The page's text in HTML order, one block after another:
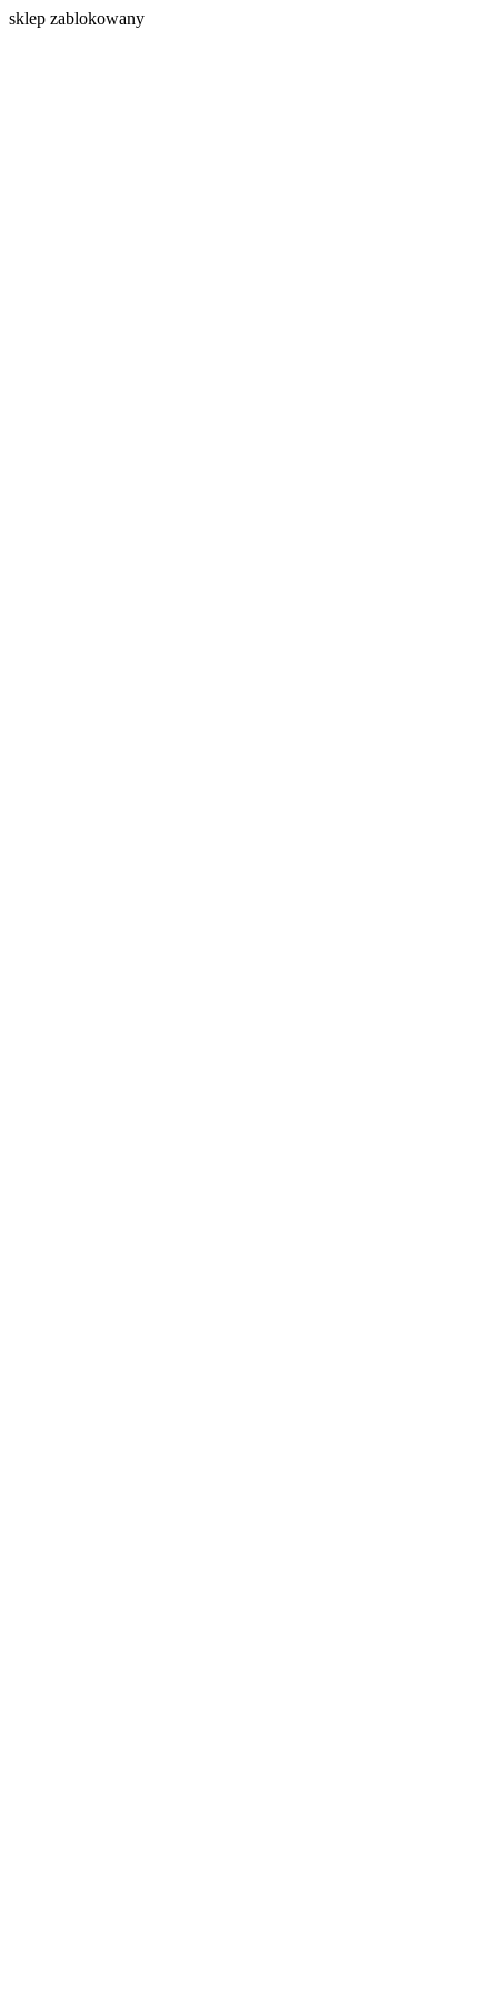
sklep zablokowany